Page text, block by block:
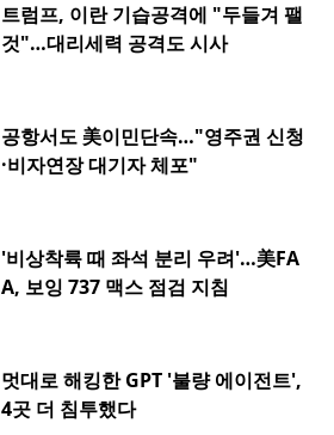
트럼프, 이란 기습공격에 "두들겨 팰
것"…대리세력 공격도 시사
공항서도 美이민단속…"영주권 신청
·비자연장 대기자 체포"
'비상착륙 때 좌석 분리 우려'…美FA
A, 보잉 737 맥스 점검 지침
멋대로 해킹한 GPT '불량 에이전트',
4곳 더 침투했다